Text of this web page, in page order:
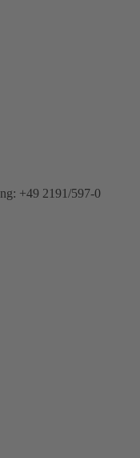
+49 2191/597-0